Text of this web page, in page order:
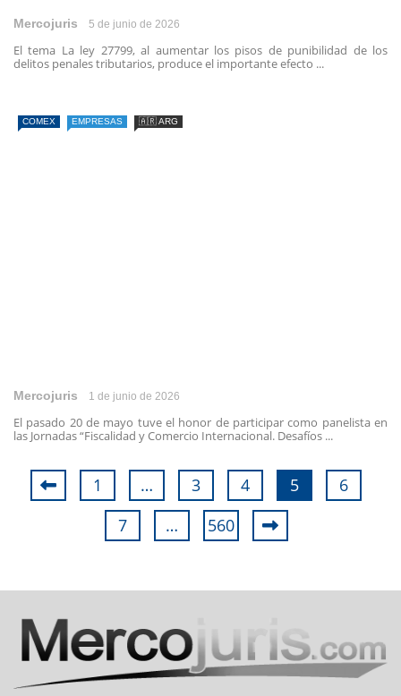
Mercojuris 5 de junio de 2026
El tema La ley 27799, al aumentar los pisos de punibilidad de los
delitos penales tributarios, produce el importante efecto ...
COMEX EMPRESAS 🇦🇷 ARG
Mercojuris 1 de junio de 2026
El pasado 20 de mayo tuve el honor de participar como panelista en
las Jornadas “Fiscalidad y Comercio Internacional. Desafíos ...
1 … 3 4 5
6
7
… 560